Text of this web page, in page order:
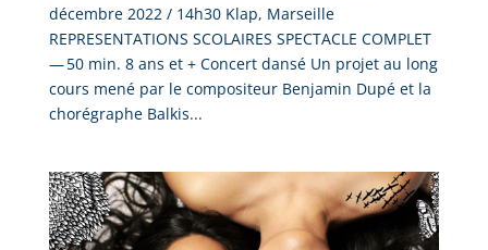
décembre 2022 / 14h30 Klap, Marseille
REPRESENTATIONS SCOLAIRES SPECTACLE COMPLET
— 50 min. 8 ans et + Concert dansé Un projet au long
cours mené par le compositeur Benjamin Dupé et la
chorégraphe Balkis...